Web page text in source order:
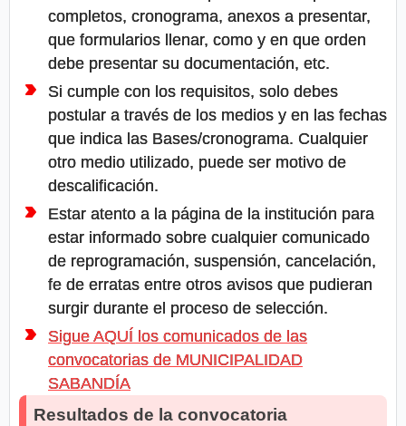
completos, cronograma, anexos a presentar,
que formularios llenar, como y en que orden
debe presentar su documentación, etc.
Si cumple con los requisitos, solo debes
postular a través de los medios y en las fechas
que indica las Bases/cronograma. Cualquier
otro medio utilizado, puede ser motivo de
descalificación.
Estar atento a la página de la institución para
estar informado sobre cualquier comunicado
de reprogramación, suspensión, cancelación,
fe de erratas entre otros avisos que pudieran
surgir durante el proceso de selección.
Sigue AQUÍ los comunicados de las
convocatorias de MUNICIPALIDAD
SABANDÍA
Resultados de la convocatoria